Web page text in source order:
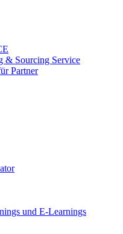
& Sourcing Service
Partner
und E-Learnings